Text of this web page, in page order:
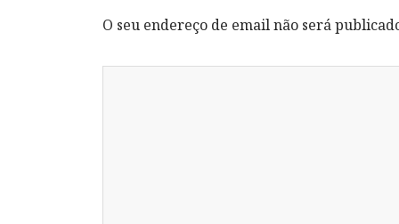
O seu endereço de email não será